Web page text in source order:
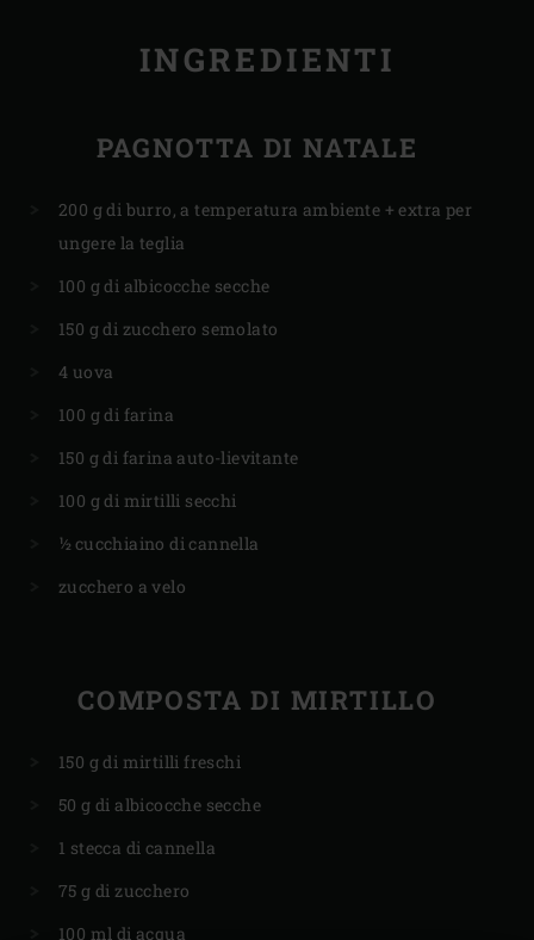
INGREDIENTI
PAGNOTTA DI NATALE
200 g di burro, a temperatura ambiente + extra per
ungere la teglia
100 g di albicocche secche
150 g di zucchero semolato
4 uova
100 g di farina
150 g di farina auto-lievitante
100 g di mirtilli secchi
½ cucchiaino di cannella
zucchero a velo
COMPOSTA DI MIRTILLO
150 g di mirtilli freschi
50 g di albicocche secche
1 stecca di cannella
75 g di zucchero
100 ml di acqua